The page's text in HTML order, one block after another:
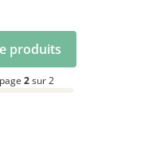
produits
2sur 2